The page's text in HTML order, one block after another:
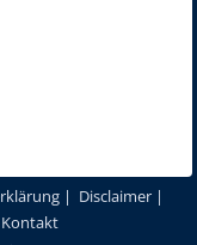
| Disclaimer |
Kontakt